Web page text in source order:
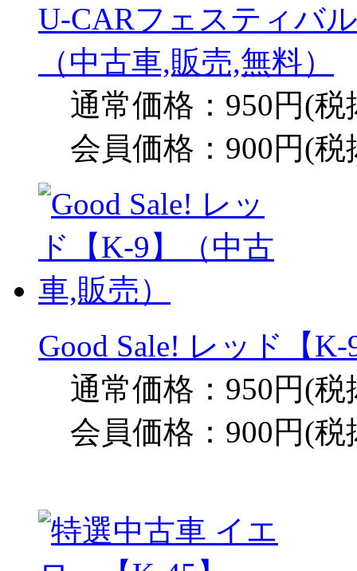
U-CARフェスティバ
（中古車,販売,無料）
通常価格：950円(税
会員価格：900円(税
Good Sale! レッド【
通常価格：950円(税
会員価格：900円(税